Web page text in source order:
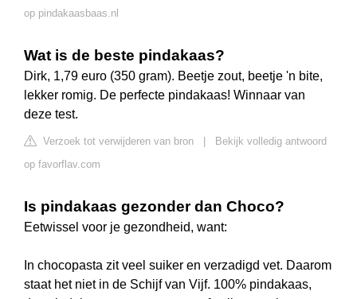
op pindakaasbaas.nl
Wat is de beste pindakaas?
Dirk, 1,79 euro (350 gram). Beetje zout, beetje 'n bite,
lekker romig. De perfecte pindakaas! Winnaar van
deze test.
Verzoek tot verwijderen van bron
Bekijk volledig antwoord
op favorflav.com
Is pindakaas gezonder dan Choco?
Eetwissel voor je gezondheid, want:
In chocopasta zit veel suiker en verzadigd vet. Daarom
staat het niet in de Schijf van Vijf. 100% pindakaas,